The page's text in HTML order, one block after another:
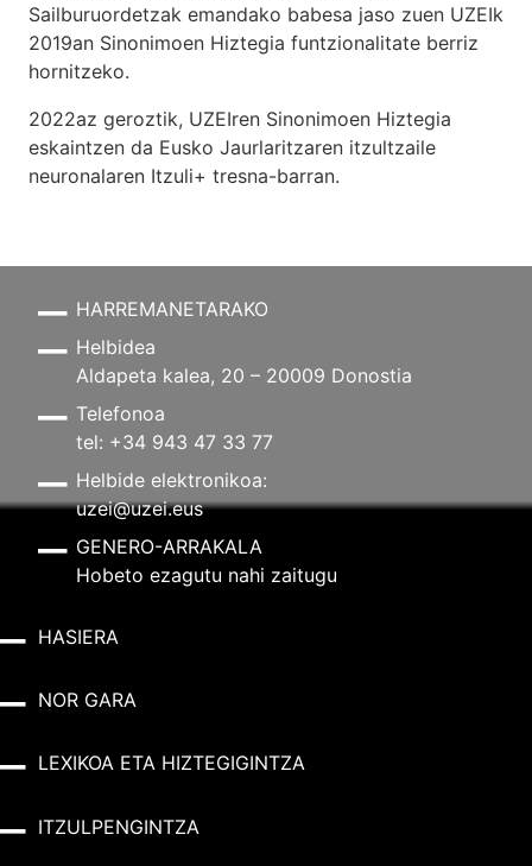
Sailburuordetzak emandako babesa jaso zuen UZEIk
2019an Sinonimoen Hiztegia funtzionalitate berriz
hornitzeko.
2022az geroztik, UZEIren Sinonimoen Hiztegia
eskaintzen da Eusko Jaurlaritzaren itzultzaile
neuronalaren Itzuli+ tresna-barran.
HARREMANETARAKO
Helbidea
Aldapeta kalea, 20 – 20009 Donostia
Telefonoa
tel: +34 943 47 33 77
Helbide elektronikoa:
uzei@uzei.eus
GENERO-ARRAKALA
Hobeto ezagutu nahi zaitugu
HASIERA
NOR GARA
LEXIKOA ETA HIZTEGIGINTZA
ITZULPENGINTZA